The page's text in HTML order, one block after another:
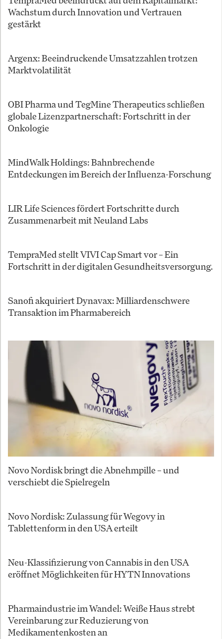
Wachstum durch Innovation und Vertrauen
gestärkt
Argenx: Beeindruckende Umsatzzahlen trotzen
Marktvolatilität
OBI Pharma und TegMine Therapeutics schließen
globale Lizenzpartnerschaft: Fortschritt in der
Onkologie
MindWalk Holdings: Bahnbrechende
Entdeckungen im Bereich der Influenza-Forschung
LIR Life Sciences fördert Fortschritte durch
Zusammenarbeit mit Neuland Labs
TempraMed stellt VIVI Cap Smart vor – Ein
Fortschritt in der digitalen Gesundheitsversorgung.
Sanofi akquiriert Dynavax: Milliardenschwere
Transaktion im Pharmabereich
Novo Nordisk bringt die Abnehmpille – und
verschiebt die Spielregeln
Novo Nordisk: Zulassung für Wegovy in
Tablettenform in den USA erteilt
Neu-Klassifizierung von Cannabis in den USA
eröffnet Möglichkeiten für HYTN Innovations
Pharmaindustrie im Wandel: Weiße Haus strebt
Vereinbarung zur Reduzierung von
Medikamentenkosten an